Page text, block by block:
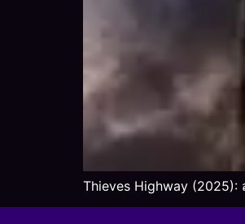
Thieves Highway (2025):